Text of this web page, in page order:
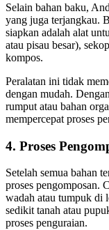
Selain bahan baku,
yang juga terjangkau.
siapkan adalah alat
atau pisau besar),
kompos.
Peralatan ini tidak
dengan mudah.
rumput atau bahan
mempercepat proses
4. Proses
Setelah semua bahan
proses pengomposan.
wadah atau tumpuk di
sedikit tanah atau
proses penguraian.